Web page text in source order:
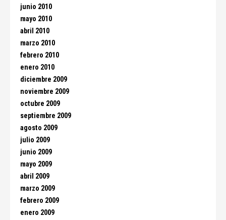
junio 2010
mayo 2010
abril 2010
marzo 2010
febrero 2010
enero 2010
diciembre 2009
noviembre 2009
octubre 2009
septiembre 2009
agosto 2009
julio 2009
junio 2009
mayo 2009
abril 2009
marzo 2009
febrero 2009
enero 2009